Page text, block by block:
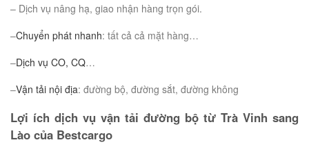
– Dịch vụ nâng hạ, giao nhận hàng trọn gói.
–Chuyển phát nhanh: tất cả cả mặt hàng…
–Dịch vụ CO, CQ…
–Vận tải nội địa: đường bộ, đường sắt, đường không
Lợi ích dịch vụ vận tải đường bộ từ Trà Vinh sang
Lào của Bestcargo